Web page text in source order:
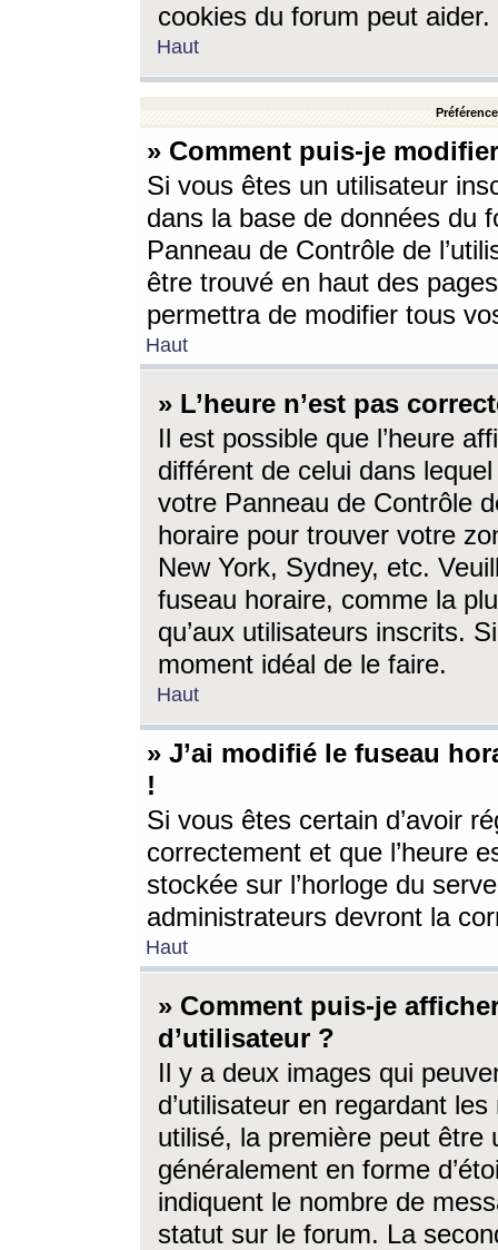
cookies du forum peut aider.
Haut
» Comment puis-je
Si vous êtes un utilisateur
dans la base de données du
Panneau de Contrôle de
être trouvé en haut des
permettra de modifier tous
Haut
» L’heure n’est pas
Il est possible que l’heure
différent de celui dans
votre Panneau de Contrôle
horaire pour trouver votre
New York, Sydney, etc.
fuseau horaire, comme la
qu’aux utilisateurs inscrits.
moment idéal de le faire.
Haut
» J’ai modifié le fuseau
!
Si vous êtes certain d’avoir
correctement et que l’heure
stockée sur l’horloge du
administrateurs devront la
Haut
» Comment puis-je
d’utilisateur ?
Il y a deux images qui
d’utilisateur en regardant
utilisé, la première peut être
généralement en forme
indiquent le nombre de
statut sur le forum. La